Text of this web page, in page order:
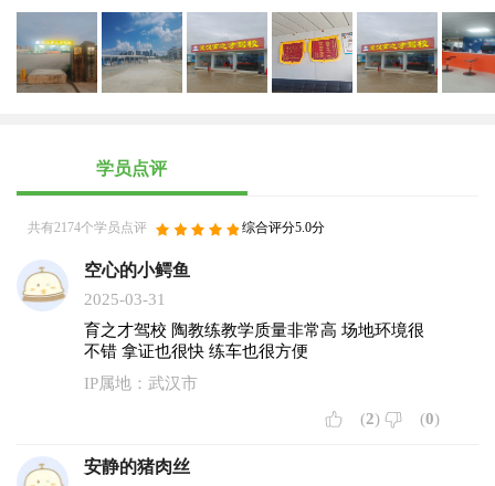
学员点评
共有2174个学员点评 综合评分5.0分
空心的小鳄鱼
2025-03-31
育之才驾校 陶教练教学质量非常高 场地环境很
不错 拿证也很快 练车也很方便
IP属地：武汉市
(2) (0)
安静的猪肉丝